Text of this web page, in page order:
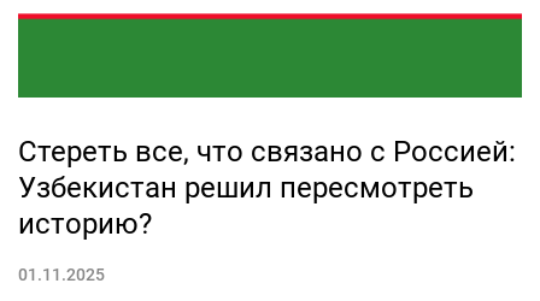
Стереть все, что связано с Россией:
Узбекистан решил пересмотреть
историю?
01.11.2025